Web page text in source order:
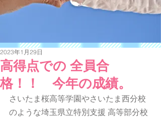
高得点での 全員合
格！！ 今年の成績。
2023年1月29日
さいたま桜高等学園やさいたま西分校
のような埼玉県立特別支援 高等部分校